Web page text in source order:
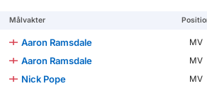
Målvakter
Aaron Ramsdale MV
Aaron Ramsdale
MV
Nick Pope
MV